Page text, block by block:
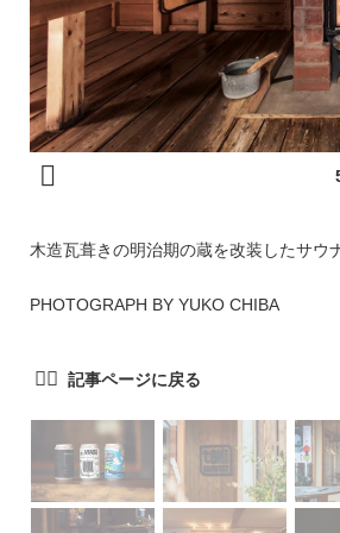
木造瓦葺きの明治期の蔵を改装したサウ
PHOTOGRAPH BY YUKO CHIBA